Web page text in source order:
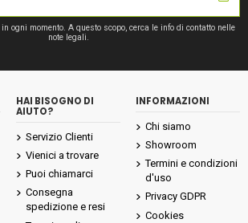
ogni momento. A questo scopo, cerca le info di contatto nelle
note legali.
HAI BISOGNO DI
AIUTO?
Servizio Clienti
Vienici a trovare
Puoi chiamarci
Consegna
spedizione e resi
INFORMAZIONI
Chi siamo
Showroom
Termini e condizioni
d'uso
Privacy GDPR
Cookies